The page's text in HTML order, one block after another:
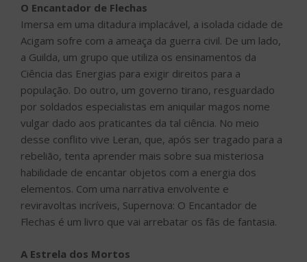
O Encantador de Flechas
Imersa em uma ditadura implacável, a isolada cidade de
Acigam sofre com a ameaça da guerra civil. De um lado,
a Guilda, um grupo que utiliza os ensinamentos da
Ciência das Energias para exigir direitos para a
população. Do outro, um governo tirano, resguardado
por soldados especialistas em aniquilar magos nome
vulgar dado aos praticantes da tal ciência. No meio
desse conflito vive Leran, que, após ser tragado para a
rebelião, tenta aprender mais sobre sua misteriosa
habilidade de encantar objetos com a energia dos
elementos. Com uma narrativa envolvente e
reviravoltas incríveis, Supernova: O Encantador de
Flechas é um livro que vai arrebatar os fãs de fantasia.
A Estrela dos Mortos